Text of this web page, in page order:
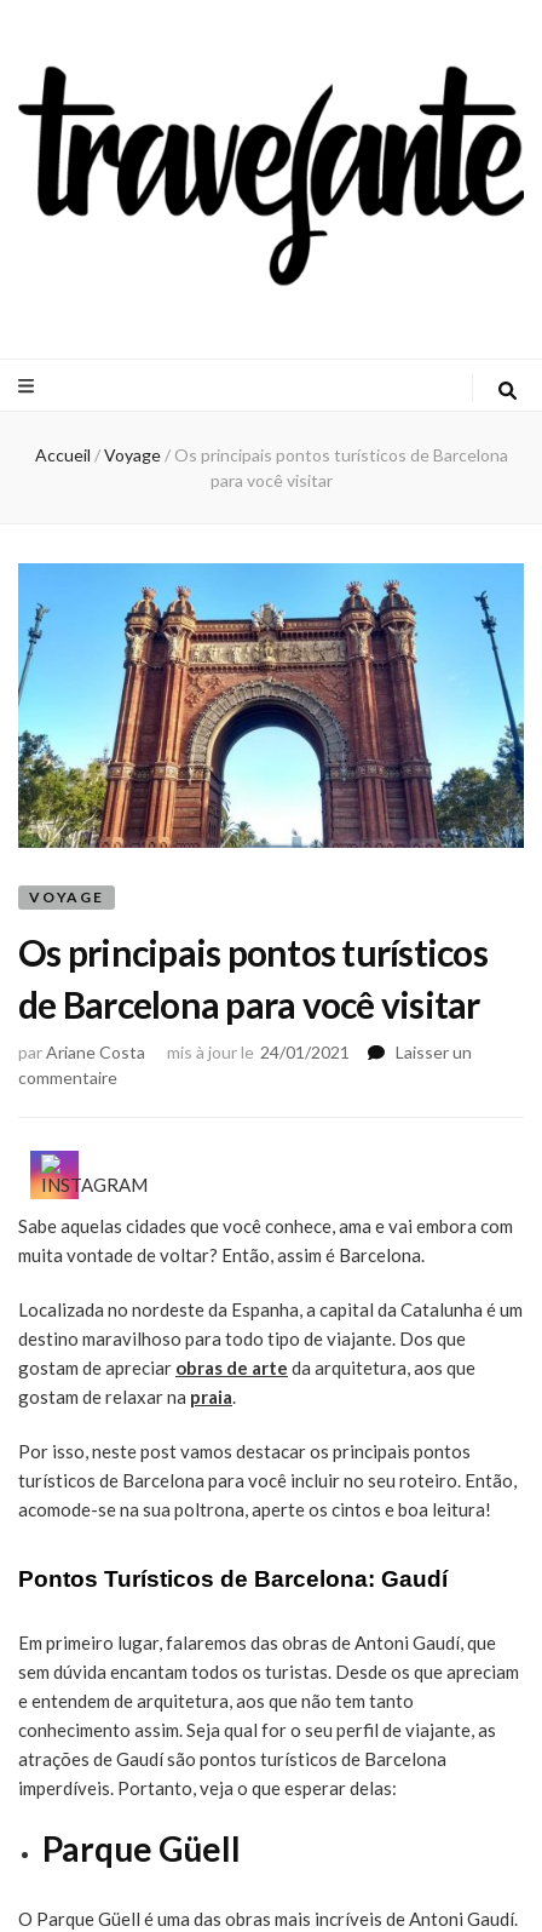
Travejante
Accueil / Voyage/ Os principais pontos turísticos de Barcelona
para você visitar
VOYAGE
Os principais pontos turísticos
de Barcelona para você visitar
parAriane Costa mis à jour le 24/01/2021
Laisser un
commentairesur
turísticos
Barcelona
para
visitar
Sabe aquelas cidades que você conhece, ama e vai embora com
muita vontade de voltar? Então, assim é Barcelona.
Localizada no nordeste da Espanha, a capital da Catalunha é um
destino maravilhoso para todo tipo de viajante. Dos que
gostam de apreciar obras de arte da arquitetura, aos que
gostam de relaxar na praia.
Por isso, neste post vamos destacar os principais pontos
turísticos de Barcelona para você incluir no seu roteiro. Então,
acomode-se na sua poltrona, aperte os cintos e boa leitura!
Pontos Turísticos de Barcelona: Gaudí
Em primeiro lugar, falaremos das obras de Antoni Gaudí, que
sem dúvida encantam todos os turistas. Desde os que apreciam
e entendem de arquitetura, aos que não tem tanto
conhecimento assim. Seja qual for o seu perfil de viajante, as
atrações de Gaudí são pontos turísticos de Barcelona
imperdíveis. Portanto, veja o que esperar delas:
Parque Güell
O Parque Güell é uma das obras mais incríveis de Antoni Gaudí.